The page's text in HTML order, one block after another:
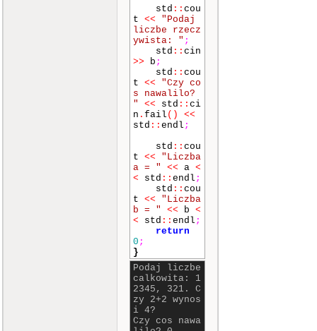
std :: cou
t << "Podaj
liczbe rzecz
ywista: " ;
std :: cin
>> b ;
std :: cou
t << "Czy co
s nawalilo?
" << std :: ci
n . fail () <<
std :: endl ;
std :: cou
t << "Liczba
a = " << a <
< std :: endl ;
std :: cou
t << "Liczba
b = " << b <
< std :: endl ;
return
0 ;
}
Podaj liczbe
calkowita: 1
2345, 321. C
zy 2+2 wynos
i 4?
Czy cos nawa